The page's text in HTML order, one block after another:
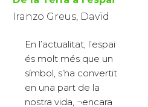
Iranzo Greus, David
En l’actualitat, l’espai
és molt més que un
símbol, s’ha convertit
en una part de la
nostra vida, ¬encara